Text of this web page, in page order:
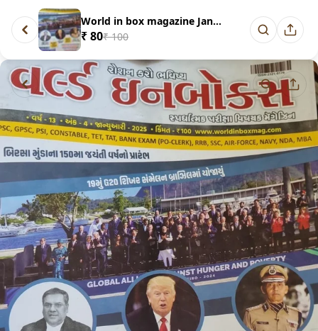
World in box magazine January ...
₹ 80₹ 100